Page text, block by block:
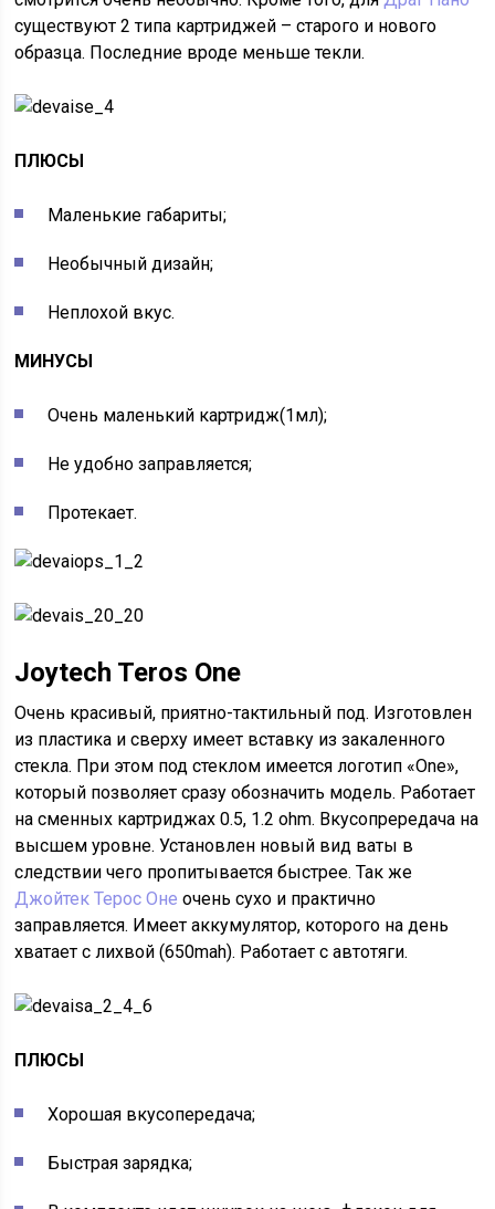
существуют 2 типа картриджей – старого и нового
образца. Последние вроде меньше текли.
ПЛЮСЫ
Маленькие габариты;
Необычный дизайн;
Неплохой вкус.
МИНУСЫ
Очень маленький картридж(1мл);
Не удобно заправляется;
Протекает.
Joytech Teros One
Очень красивый, приятно-тактильный под. Изготовлен
из пластика и сверху имеет вставку из закаленного
стекла. При этом под стеклом имеется логотип «One»,
который позволяет сразу обозначить модель. Работает
на сменных картриджах 0.5, 1.2 ohm. Вкусопрередача на
высшем уровне. Установлен новый вид ваты в
следствии чего пропитывается быстрее. Так же
Джойтек Терос Оне очень сухо и практично
заправляется. Имеет аккумулятор, которого на день
хватает с лихвой (650mah). Работает с автотяги.
ПЛЮСЫ
Хорошая вкусопередача;
Быстрая зарядка;